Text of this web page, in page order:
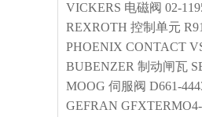
VICKERS 电磁阀 02-
REXROTH 控制单元
PHOENIX CONTACT
BUBENZER 制动闸瓦
MOOG 伺服阀 D661-
GEFRAN